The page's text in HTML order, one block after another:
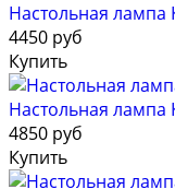
Настольная лампа
4450 руб
Купить
Настольная
4850 руб
Купить